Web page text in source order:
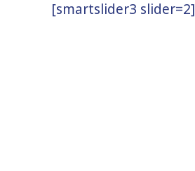
[smartslider3 slider=2]